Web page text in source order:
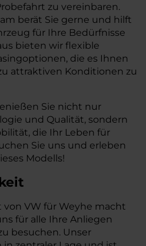
zu vereinbaren.
berät Sie gerne und hilft
für Ihre Bedürfnisse
bieten wir flexible
die es Ihnen
attraktiven Konditionen zu
Sie nicht nur
und Qualität, sondern
die Ihr Leben für
Sie uns und erleben
Modells!
VW für Weyhe macht
für alle Ihre Anliegen
besuchen. Unser